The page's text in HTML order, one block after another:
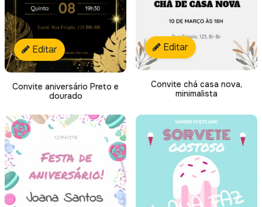
Editar
Convite aniversário Preto e
dourado
Editar
Convite chá casa nova,
minimalista